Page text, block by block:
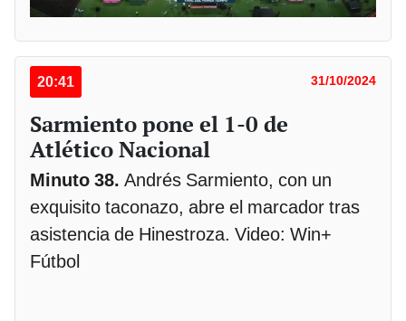
20:41 31/10/2024
Sarmiento pone el 1-0 de
Atlético Nacional
Minuto 38. Andrés Sarmiento, con un
exquisito taconazo, abre el marcador tras
asistencia de Hinestroza. Video: Win+
Fútbol